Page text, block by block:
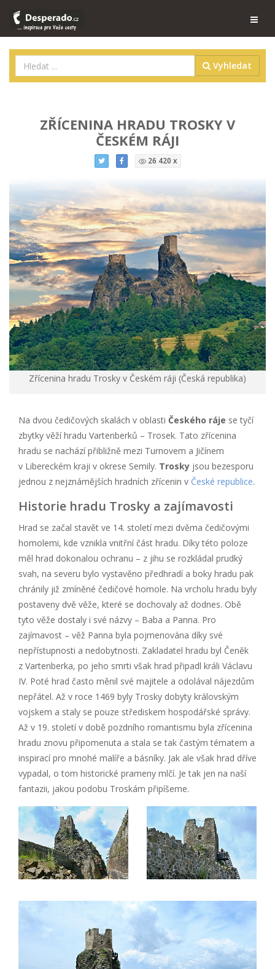
Vyhledat
ZŘÍCENINA HRADU TROSKY V
ČESKÉM RÁJI
26 420 x
Zřícenina hradu Trosky v Českém ráji (Česká republika)
Na dvou čedičových skalách v oblasti Českého ráje se tyčí
zbytky věží hradu Vartenberků – Trosek. Tato zřícenina
hradu se nachází přibližně mezi Turnovem a Jičínem
v Libereckém kraji v okrese Semily. Trosky jsou bezesporu
jednou z nejznámějších hradních zřícenin v České republice.
Historie hradu Trosky a zajímavosti
Hrad se začal stavět ve 14. století mezi dvěma čedičovými
homolemi, kde vznikla vnitřní část hradu. Díky této poloze
měl hrad dokonalou ochranu – z jihu se rozkládal prudký
svah, na severu bylo vystavěno předhradí a boky hradu pak
chránily již zmíněné čedičové homole. Na vrcholu hradu byly
postaveny dvě věže, které se dochovaly až dodnes. Obě
tyto věže dostaly i své názvy – Baba a Panna. Pro
zajímavost – věž Panna byla pojmenována díky své
nepřístupnosti a nedobytnosti. Zakladatel hradu byl Čeněk
z Vartenberka, po jeho smrti však hrad připadl králi Václavu
IV. Poté hrad často měnil své majitele a odolával nájezdům
nepřátel. Až v roce 1469 byly Trosky dobyty královským
vojskem a staly se pouze střediskem hospodářské správy.
Až v 19. století v době pozdního romantismu byla zřícenina
hradu znovu připomenuta a stala se tak častým tématem a
inspirací pro mnohé malíře a básníky. Jak ale však hrad dříve
vypadal, o tom historické prameny mlčí. Je tak jen na naší
fantazii, jakou podobu Troskám připíšeme.